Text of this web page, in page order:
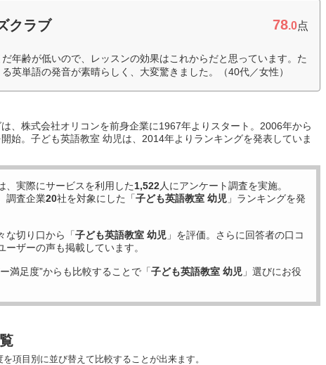
クラブ 78.0点
年齢が低いので、レッスンの効果はこれからだと思っています。た
英単語の発音が素晴らしく、大変驚きました。（40代／女性）
、株式会社オリコンを前身企業に1967年よりスタート。2006年から
始。子ども英語教室 幼児は、2014年よりランキングを発表していま
、実際にサービスを利用した1,522人にアンケート調査を実施。
調査企業20社を対象にした「子ども英語教室 幼児 」ランキングを発
な切り口から「子ども英語教室 幼児 」を評価。さらに回答者の口コ
ーザーの声も掲載しています。
満足度”からも比較することで「子ども英語教室 幼児 」選びにお役
項目別に並び替えて比較することが出来ます。